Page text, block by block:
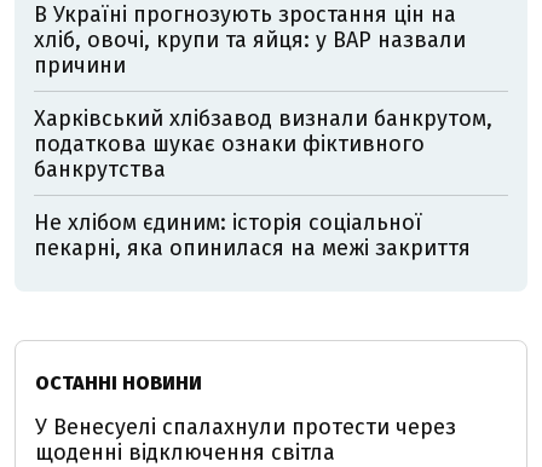
В Україні прогнозують зростання цін на
хліб, овочі, крупи та яйця: у ВАР назвали
причини
Харківський хлібзавод визнали банкрутом,
податкова шукає ознаки фіктивного
банкрутства
Не хлібом єдиним: історія соціальної
пекарні, яка опинилася на межі закриття
ОСТАННІ НОВИНИ
У Венесуелі спалахнули протести через
щоденні відключення світла